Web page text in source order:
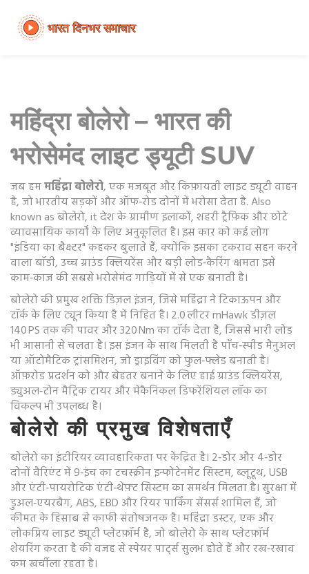
महिंद्रा बोलेरो – भारत की
भरोसेमंद लाइट ड्यूटी SUV
जब हममहिंद्रा बोलेरो,एक मजबूत और किफ़ायती लाइट ड्यूटी वाहन
है, जो भारतीय सड़कों और ऑफ‑रोड दोनों में भरोसा देता है. Also
known asबोलेरो, itदेश के ग्रामीण इलाकों, शहरी ट्रैफ़िक और छोटे
व्यावसायिक कार्यों के लिए अनुकूलित है। इस कार को कई लोग
"इंडिया का बैक्स्टर" कहकर बुलाते हैं, क्योंकि इसका टकराव सहन करने
वाला बॉडी, उच्च ग्राउंड क्लियरेंस और बड़ी लोड‑कैरिंग क्षमता इसे
काम‑काज की सबसे भरोसेमंद गाड़ियों में से एक बनाती है।
बोलेरो की प्रमुख शक्तिडिज़ल इंजन,जिसे महिंद्रा ने टिकाऊपन और
टॉर्क के लिए ट्यून किया हैमें निहित है। 2.0 लीटर mHawk डीज़ल
140 PS तक की पावर और 320 Nm का टॉर्क देता है, जिससे भारी लोड
भी आसानी से चलता है। इस इंजन के साथ मिलती है पाँच‑स्पीड मैनुअल
या ऑटोमैटिक ट्रांसमिशन, जो ड्राइविंग को फुल‑फ्लेड बनाती है।
ऑफ़रोड प्रदर्शन को और बेहतर बनाने के लिए हाई ग्राउंड क्लियरेंस,
ड्युअल‑टोन मैट्रिक टायर और मेकैनिकल डिफरेंशियल लॉक का
विकल्प भी उपलब्ध है।
बोलेरो की प्रमुख विशेषताएँ
बोलेरो का इंटीरियर व्यावहारिकता पर केंद्रित है। 2‑डोर और 4‑डोर
दोनों वैरिएंट में 9‑इंच का टचस्क्रीन इन्फोटेनमेंट सिस्टम, ब्लूटूथ, USB
और एंटी‑पायरोटिक एंटी‑थेफ़्ट सिस्टम का समर्थन मिलता है। सुरक्षा में
डुअल‑एयरबैग, ABS, EBD और रियर पार्किंग सेंसर्स शामिल हैं, जो
कीमत के हिसाब से काफी संतोषजनक है।महिंद्रा डस्टर,एक और
लोकप्रिय लाइट ड्यूटी प्लेटफ़ॉर्म है, जो बोलेरो के साथ प्लेटफ़ॉर्म
शेयरिंग करता हैकी वजह से स्पेयर पार्ट्स सुलभ होते हैं और रख‑रखाव
कम खर्चीला रहता है।